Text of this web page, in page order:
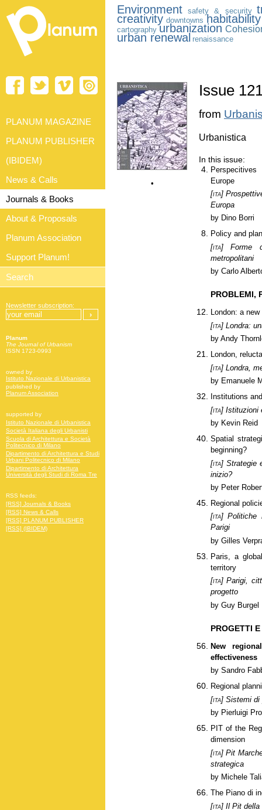
Environment safety & security
creativity downtowns habitability
cartography urbanization
urban renewal renaissance
•
Issue
from
Urbanistica
In this issue:
Europe
[ita]
Europa
by Dino Borri
Policy and
[ita] Forme
metropolitani
by Carlo
PROBLEMI,
London: a
[ita] Londra:
by Andy
London,
[ita] Londra,
by Emanuele
Institutions
[ita] Istituzioni
by Kevin Reid
Spatial
beginning?
[ita] Strategie
inizio?
by Peter
Regional
[ita] Politiche
Parigi
by Gilles
Paris, a
territory
[ita] Parigi,
progetto
by Guy Burgel
PROGETTI
New
effectiveness
by Sandro
Regional
[ita] Sistemi di
by Pierluigi
PIT of the
dimension
[ita] Pit
strategica
by Michele
The Piano di
[ita] Il Pit della
PLANUM MAGAZINE
PLANUM PUBLISHER
(IBIDEM)
News & Calls
Journals & Books
About & Proposals
Planum Association
Support Planum!
Newsletter subscription:
Planum
The Journal of Urbanism
ISSN 1723-0993
owned by
Istituto Nazionale di Urbanistica
published by
Planum Association
supported by
Istituto Nazionale di Urbanistica
Società Italiana degli Urbanisti
Scuola di Architettura e Società
Politecnico di Milano
Dipartimento di Architettura e Studi
Urbani Politecnico di Milano
Dipartimento di Architettura
Università degli Studi di Roma Tre
RSS feeds:
[RSS] Journals & Books
[RSS] News & Calls
[RSS] PLANUM PUBLISHER
[RSS] (IBIDEM)